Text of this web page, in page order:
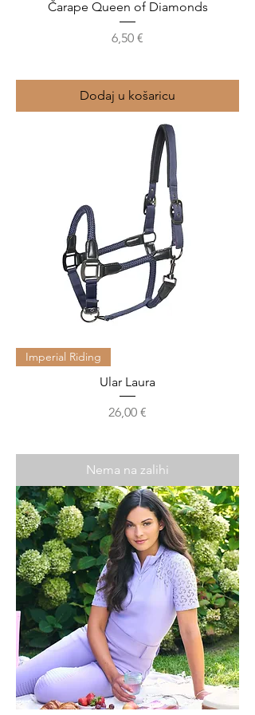
Čarape Queen of Diamonds
Cijena
6,50 €
Dodaj u košaricu
Imperial Riding
Ular Laura
Cijena
26,00 €
Nema na zalihi